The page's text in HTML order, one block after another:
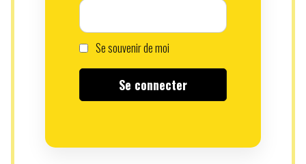
Se souvenir de moi